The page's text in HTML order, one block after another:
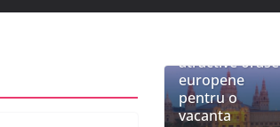
atractive orase
europene
pentru o
vacanta